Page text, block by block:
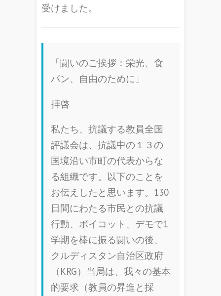
受けました。
「闘いのご挨拶：栄光、食
パン、自由のために」
拝啓
私たち、抗議する教員全国
評議会は、抗議中の１３の
国境沿い市町の代表からな
る組織です。以下のことを
お伝えしたと思います。130
日間にわたる市民との抗議
行動、ボイコット、デモで1
学期を棒に振る闘いの後、
クルディスタン自治区政府
（KRG）当局は、我々の基本
的要求（教員の昇進と採